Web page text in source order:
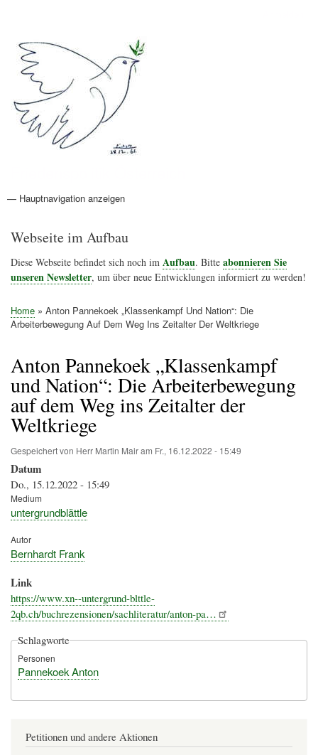
Hauptnavigation
— Hauptnavigation anzeigen
Aktionen
Friedensbewegung
Friedensprojekte
Home
Konflikte
Links
Narichtenlinks
News
Politik
Termine
Texte
Kunst
Friedensexperten
Friedensforschung
Friedensinitiativen
Friedensnachrichten
Webseite im Aufbau
Diese Webseite befindet sich noch im Aufbau. Bitte abonnieren Sie
unseren Newsletter, um über neue Entwicklungen informiert zu werden!
Pfadnavigation
Home
Anton Pannekoek „Klassenkampf Und Nation“: Die
Arbeiterbewegung Auf Dem Weg Ins Zeitalter Der Weltkriege
Anton Pannekoek „Klassenkampf
und Nation“: Die Arbeiterbewegung
auf dem Weg ins Zeitalter der
Weltkriege
Gespeichert von Herr Martin Mairam Fr., 16.12.2022 - 15:49
Datum
Do., 15.12.2022 - 15:49
Medium
untergrundblättle
Autor
Bernhardt Frank
Link
https://www.xn--untergrund-blttle-
2qb.ch/buchrezensionen/sachliteratur/anton-pa…
Schlagworte
Personen
Pannekoek Anton
Petitionen und andere Aktionen